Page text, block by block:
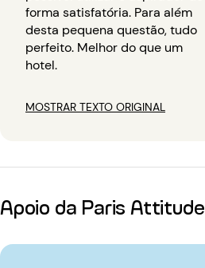
forma satisfatória. Para além
desta pequena questão, tudo
perfeito. Melhor do que um
hotel.
MOSTRAR TEXTO ORIGINAL
Apoio da Paris Attitude